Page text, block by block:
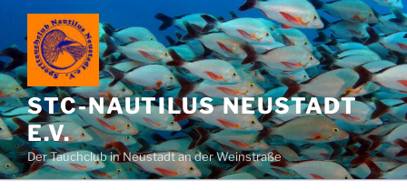
Zum
Inhalt
springen
STC-NAUTILUS NEUSTADT
E.V.
Der Tauchclub in Neustadt an der Weinstraße